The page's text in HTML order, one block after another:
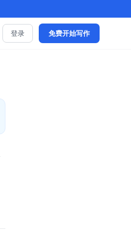
登录 免费开始写作